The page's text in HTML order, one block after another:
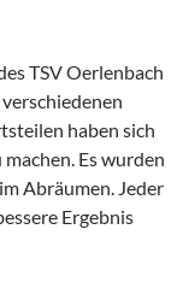
TSV Oerlenbach
haben sich
Es wurden
Abräumen. Jeder
Ergebnis